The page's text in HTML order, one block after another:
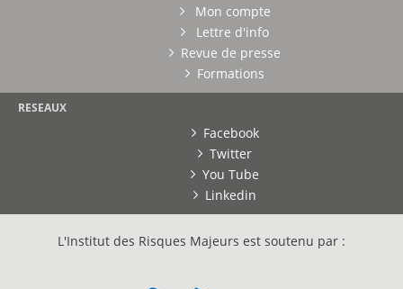
Mon compte
Lettre d'info
Revue de presse
Formations
RESEAUX
Facebook
Twitter
You Tube
Linkedin
L'Institut des Risques Majeurs est soutenu par :